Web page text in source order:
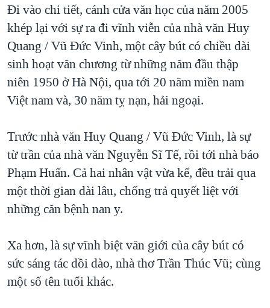
CÁC GIÁ TRỊ CỘNG HÒA Ở VIỆT NAM
THƯỢNG ĐỈNH TRUMP-KIM TẠI VIỆT NAM
TRỊNH VĨNH BÌNH VS. CHÍNH PHỦ VIỆT NAM
NGƯ DÂN VIỆT VÀ LÀN SÓNG TRỘM HẢI SÂM
BÊN KIA QUỐC LỘ: TIẾNG VỌNG TỪ NÔNG THÔN MỸ
Đi vào chi tiết, cánh cửa văn học của năm 2005
khép lại với sự ra đi vĩnh viễn của nhà văn Huy
Quang / Vũ Đức Vinh, một cây bút có chiều dài
sinh hoạt văn chương từ những năm đầu thập
niên 1950 ở Hà Nội, qua tới 20 năm miền nam
Việt nam và, 30 năm tỵ nạn, hải ngoại.
Trước nhà văn Huy Quang / Vũ Đức Vinh, là sự
từ trần của nhà văn Nguyễn Sĩ Tế, rồi tới nhà báo
Phạm Huấn. Cả hai nhân vật vừa kể, đều trải qua
một thời gian dài lâu, chống trả quyết liệt với
những căn bệnh nan y.
Xa hơn, là sự vĩnh biệt văn giới của cây bút có
sức sáng tác dồi dào, nhà thơ Trần Thúc Vũ; cùng
một số tên tuổi khác.